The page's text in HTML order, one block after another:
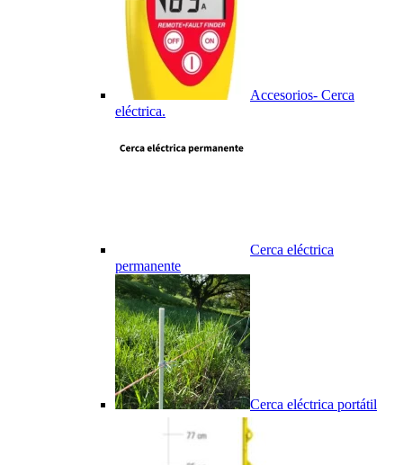
Accesorios- Cerca
eléctrica.
Cerca eléctrica
permanente
Cerca eléctrica portátil